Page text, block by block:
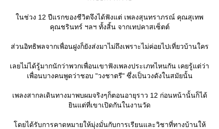
นช่วง 12 ปีแรกของชีวิตจึงได้ฟังแต่ เพลงสุนทราภรณ์ คุณสุเทพ
คุณชรินทร์ ฯลฯ ทั้งสิ้น จากเทปคาสเซ็ตต์
ส่วนอิทธิพลจากเพื่อนฝูงก็ยังส่งมาไม่ถึงเพราะไม่ค่อยไปเที่ยวบ้านใคร
เลยไม่ได้รู้มากนักว่าพวกเพื่อนเขาฟังเพลงประเภทไหนกัน เคยรู้แต่ว่า
เพื่อนบางคนพูดว่าชอบ "วงชาตรี" ซึ่งเป็นวงดังในสมัยนั้น
เพลงสากลเดินทางมาพบผมจริงๆก็ตอนอายุราว 12 ก่อนหน้านั้นก็ได้
ินแต่ที่เขาเปิดกันในงานวัด
ดยได้รับการคาดหมายให้มุ่งมั่นกับการเรียนและวิชาที่ทางบ้านให้